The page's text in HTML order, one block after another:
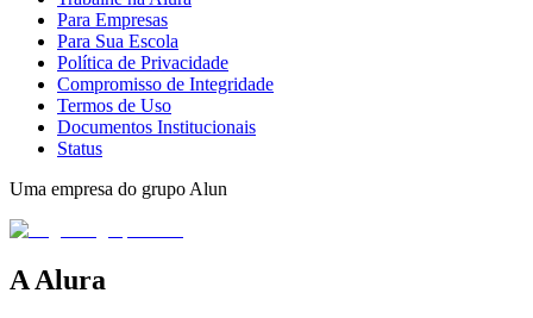
Para Empresas
Para Sua Escola
Política de Privacidade
Compromisso de Integridade
Termos de Uso
Documentos Institucionais
Status
Uma empresa do grupo Alun
A Alura